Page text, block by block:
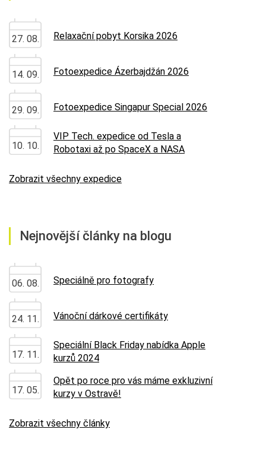
27. 08. Relaxační pobyt Korsika 2026
14. 09. Fotoexpedice Ázerbajdžán 2026
29. 09. Fotoexpedice Singapur Special 2026
10. 10.
VIP Tech. expedice od Tesla a
Robotaxi až po SpaceX a NASA
Zobrazit všechny expedice
Nejnovější články na blogu
06. 08. Speciálně pro fotografy
24. 11. Vánoční dárkové certifikáty
17. 11.
Speciální Black Friday nabídka Apple
kurzů 2024
17. 05.
Opět po roce pro vás máme exkluzivní
kurzy v Ostravě!
Zobrazit všechny články